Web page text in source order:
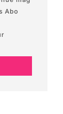
Abo